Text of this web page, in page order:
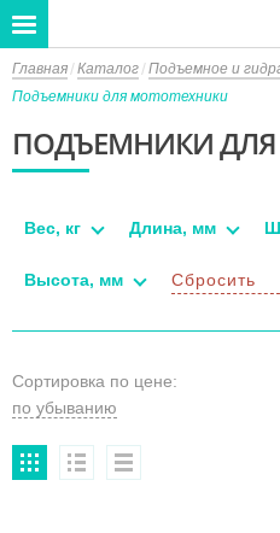
Главная Каталог Подъемное и
Подъемники для мототехники
ПОДЪЕМНИКИ
Вес, кг Длина, мм
Высота, мм Сбросить
Сортировка по цене: